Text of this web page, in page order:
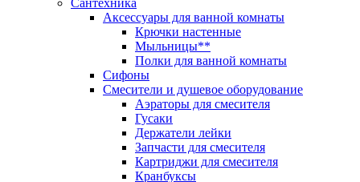
Сантехника
Аксессуары для ванной комнаты
Крючки настенные
Мыльницы**
Полки для ванной комнаты
Сифоны
Смесители и душевое оборудование
Аэраторы для смесителя
Гусаки
Держатели лейки
Запчасти для смесителя
Картриджи для смесителя
Кранбуксы